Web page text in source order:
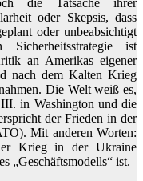
die Tatsache ihrer
oder Skepsis, dass
oder unbeabsichtigt
ist
an Amerikas eigener
nach dem Kalten Krieg
Die Welt weiß es,
in Washington und die
der Frieden in der
Mit anderen Worten:
Krieg in der Ukraine
„Geschäftsmodells“ ist.